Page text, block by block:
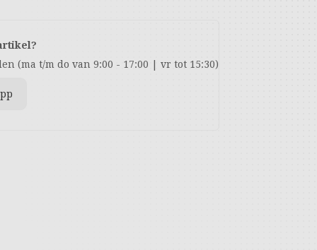
(ma t/m do van 9:00 - 17:00 | vr tot 15:30)